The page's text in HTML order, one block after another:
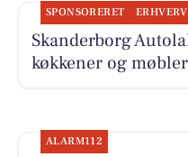
SPONSORERET ERHVERV
Skanderborg
køkkener og
ALARM112